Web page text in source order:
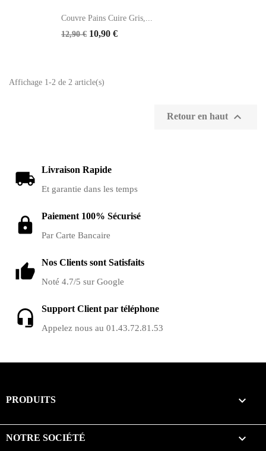
Couvre Pains Cuire Gris,...
12,90 € 10,90 €
Affichage 1-2 de 2 article(s)
Retour en haut 
Livraison Rapide
Et garantie dans les temps
Paiement 100% Sécurisé
Par Carte Bancaire
Nos Clients sont Satisfaits
Noté 4.7/5 sur Google
Support Client par téléphone
Appelez nous au 01.43.72.81.53
PRODUITS 
NOTRE SOCIÉTÉ 